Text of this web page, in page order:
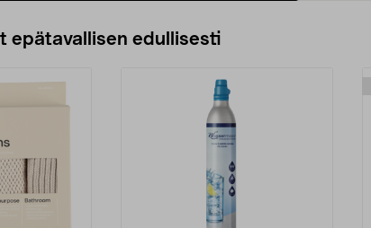
epätavallisen edullisesti